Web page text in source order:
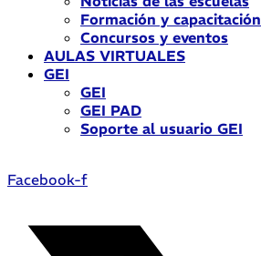
Formación y capacitación
Concursos y eventos
AULAS VIRTUALES
GEI
GEI
GEI PAD
Soporte al usuario GEI
Facebook-f